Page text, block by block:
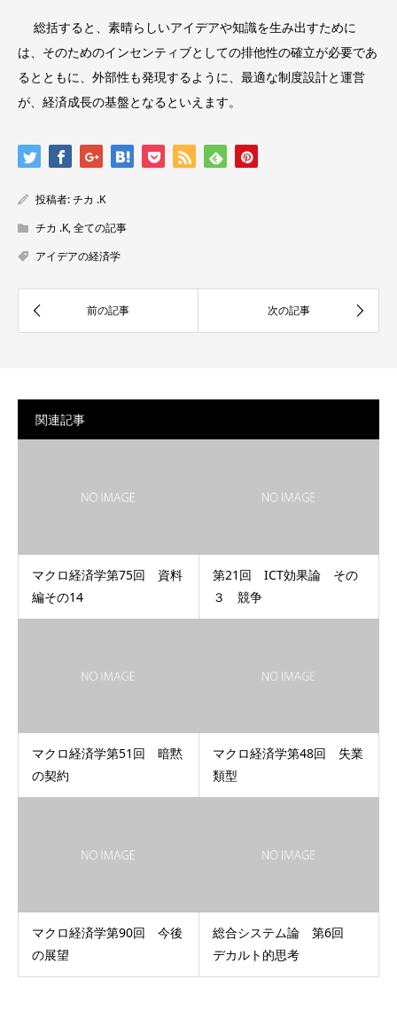
総括すると、素晴らしいアイデアや知識を生み出すために
は、そのためのインセンティブとしての排他性の確立が必要であ
るとともに、外部性も発現するように、最適な制度設計と運営
が、経済成長の基盤となるといえます。
投稿者:チカ .K
チカ .K,全ての記事
アイデアの経済学
関連記事
マクロ経済学第75回 資料
編その14
第21回 ICT効果論 その
３ 競争
マクロ経済学第51回 暗黙
の契約
マクロ経済学第48回 失業
類型
マクロ経済学第90回 今後
の展望
総合システム論 第6回
デカルト的思考